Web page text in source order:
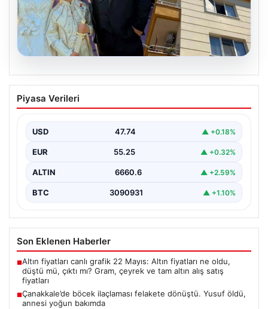
06.08.2026
Çanakkale’de böcek ilaçlaması felakete
dönüştü. Yusuf öldü, annesi yoğun
{“title”: “Çanakkale’de Böcek İlaçlaması Felaketle Bitti:
“content”:…
Piyasa Verileri
USD 47.74 ▲ +0.18%
EUR 55.25 ▲ +0.32%
ALTIN 6660.6 ▲ +2.59%
BTC 3090931 ▲ +1.10%
Son Eklenen Haberler
■Altın fiyatları canlı grafik 22 Mayıs: Altın fiyatları ne oldu,
düştü mü, çıktı mı? Gram, çeyrek ve tam altın alış satış
fiyatları
■Çanakkale’de böcek ilaçlaması felakete dönüştü. Yusuf öldü,
annesi yoğun bakımda